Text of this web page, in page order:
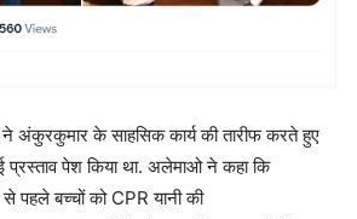
अंकुरकुमार के साहसिक कार्य की तारीफ करते हुए
प्रस्ताव पेश किया था. अलेमाओ ने कहा कि
बच्चों को CPR यानी की